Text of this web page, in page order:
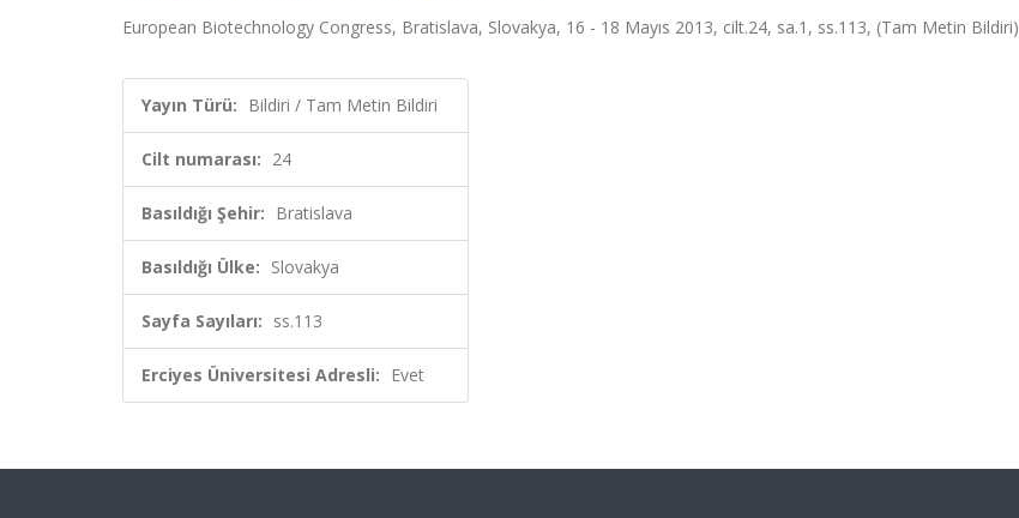
European Biotechnology Congress, Bratislava, Slovakya, 16 - 18 Mayıs 2013, cilt.24, sa.1, ss.113, (Tam Metin Bildiri)
Yayın Türü: Bildiri / Tam Metin Bildiri
Cilt numarası: 24
Basıldığı Şehir: Bratislava
Basıldığı Ülke: Slovakya
Sayfa Sayıları: ss.113
Erciyes Üniversitesi Adresli: Evet